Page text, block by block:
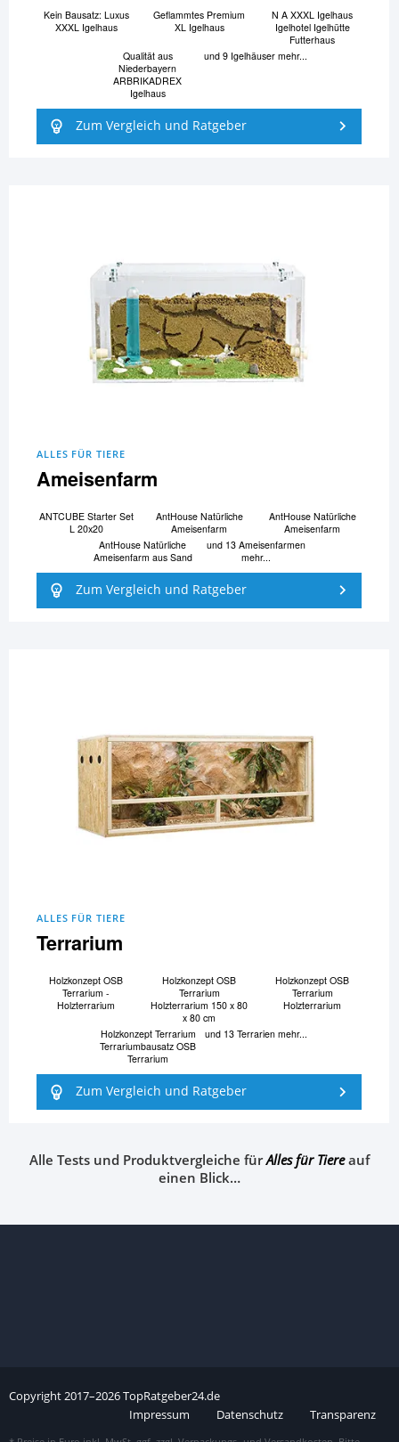
Kein Bausatz: Luxus
XXXL Igelhaus
Geflammtes Premium
XL Igelhaus
N A XXXL Igelhaus
Igelhotel Igelhütte
Futterhaus
Qualität aus
Niederbayern
ARBRIKADREX
Igelhaus
und 9 Igelhäuser mehr...
Zum Vergleich und Ratgeber
ALLES FÜR TIERE
Ameisenfarm
ANTCUBE Starter Set
L 20x20
AntHouse Natürliche
Ameisenfarm
AntHouse Natürliche
Ameisenfarm
AntHouse Natürliche
Ameisenfarm aus Sand
und 13 Ameisenfarmen
mehr...
Zum Vergleich und Ratgeber
ALLES FÜR TIERE
Terrarium
Holzkonzept OSB
Terrarium -
Holzterrarium
Holzkonzept OSB
Terrarium
Holzterrarium 150 x 80
x 80 cm
Holzkonzept OSB
Terrarium
Holzterrarium
Holzkonzept Terrarium
Terrariumbausatz OSB
Terrarium
und 13 Terrarien mehr...
Zum Vergleich und Ratgeber
Alle Tests und Produktvergleiche fürAlles für Tiereauf
einen Blick…
Copyright2017–2026TopRatgeber24.de
Impressum
Datenschutz Transparenz